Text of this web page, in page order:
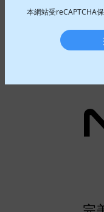
本網站受reCAPTCHA